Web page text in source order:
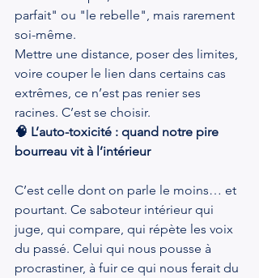
parfait" ou "le rebelle", mais rarement
soi-même.
Mettre une distance, poser des limites,
voire couper le lien dans certains cas
extrêmes, ce n’est pas renier ses
racines. C’est se choisir.
🧠 L’auto-toxicité : quand notre pire
bourreau vit à l’intérieur
C’est celle dont on parle le moins… et
pourtant. Ce saboteur intérieur qui
juge, qui compare, qui répète les voix
du passé. Celui qui nous pousse à
procrastiner, à fuir ce qui nous ferait du